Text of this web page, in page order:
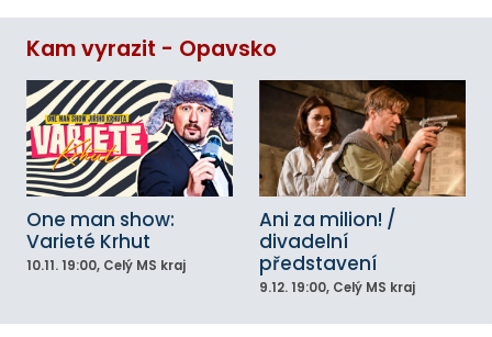
Kam vyrazit - Opavsko
One man show:
Varieté Krhut
10.11. 19:00, Celý MS kraj
Ani za milion! /
divadelní
představení
9.12. 19:00, Celý MS kraj